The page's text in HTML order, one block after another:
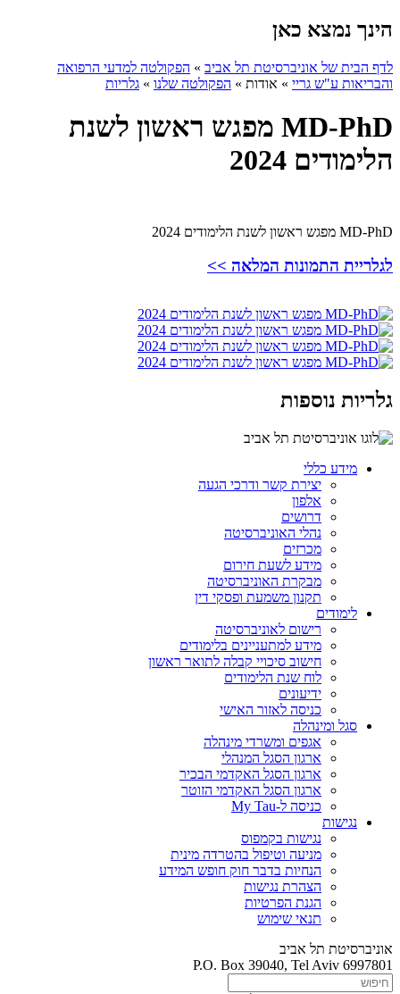
הינך נמצא כאן
לדף הבית של אוניברסיטת תל אביב » הפקולטה למדעי הרפואה
והבריאות ע"ש גריי » אודות » הפקולטה שלנו » גלריות
MD-PhD מפגש ראשון לשנת
הלימודים 2024
MD-PhD מפגש ראשון לשנת הלימודים 2024
לגלריית התמונות המלאה >>
גלריות נוספות
מידע כללי
יצירת קשר ודרכי הגעה
אלפון
דרושים
נהלי האוניברסיטה
מכרזים
מידע לשעת חירום
מבקרת האוניברסיטה
תקנון משמעת ופסקי דין
לימודים
רישום לאוניברסיטה
מידע למתעניינים בלימודים
חישוב סיכויי קבלה לתואר ראשון
לוח שנת הלימודים
ידיעונים
כניסה לאזור האישי
סגל ומינהלה
אגפים ומשרדי מינהלה
ארגון הסגל המנהלי
ארגון הסגל האקדמי הבכיר
ארגון הסגל האקדמי הזוטר
כניסה ל-My Tau
נגישות
נגישות בקמפוס
מניעה וטיפול בהטרדה מינית
הנחיות בדבר חוק חופש המידע
הצהרת נגישות
הגנת הפרטיות
תנאי שימוש
אוניברסיטת תל אביב
P.O. Box 39040, Tel Aviv 6997801